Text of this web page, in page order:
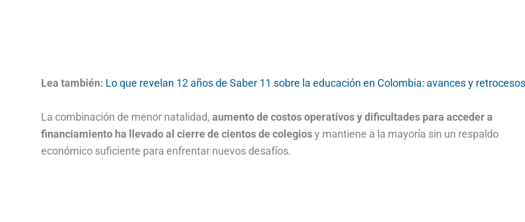
Lea también: Lo que revelan 12 años de Saber 11 sobre la educación en Colombia: avances y retrocesos
La combinación de menor natalidad, aumento de costos operativos y dificultades para acceder a
financiamiento ha llevado al cierre de cientos de colegiosy mantiene a la mayoría sin un respaldo
económico suficiente para enfrentar nuevos desafíos.